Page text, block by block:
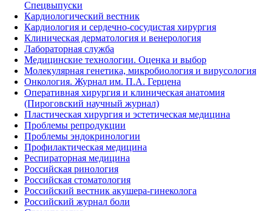
Спецвыпуски
Кардиологический вестник
Кардиология и сердечно-сосудистая хирургия
Клиническая дерматология и венерология
Лабораторная служба
Медицинские технологии. Оценка и выбор
Молекулярная генетика, микробиология и вирусология
Онкология. Журнал им. П.А. Герцена
Оперативная хирургия и клиническая анатомия
(Пироговский научный журнал)
Пластическая хирургия и эстетическая медицина
Проблемы репродукции
Проблемы эндокринологии
Профилактическая медицина
Респираторная медицина
Российская ринология
Российская стоматология
Российский вестник акушера-гинеколога
Российский журнал боли